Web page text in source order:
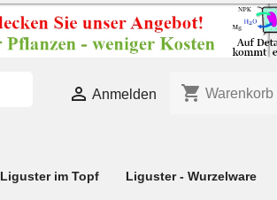
 Anmelden shopping_cart Warenkorb
Liguster im Topf Liguster - Wurzelware